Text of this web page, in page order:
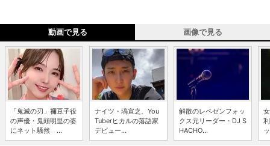
動画で見る 画像で見る
「鬼滅の刃」禰豆子役
の声優・鬼頭明里の姿
にネット騒然 ...
ナイツ・塙宣之、You
Tuberヒカルの落語家
デビュー...
解散のレペゼンフォッ
クス元リーダー・DJ S
HACHO...